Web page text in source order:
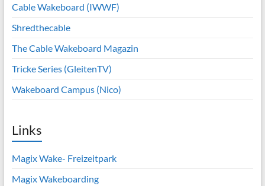
Cable Wakeboard (IWWF)
Shredthecable
The Cable Wakeboard Magazin
Tricke Series (GleitenTV)
Wakeboard Campus (Nico)
Links
Magix Wake- Freizeitpark
Magix Wakeboarding